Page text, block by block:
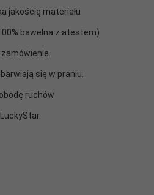
jakością materiału
bawełna z atestem)
się w praniu.
ruchów